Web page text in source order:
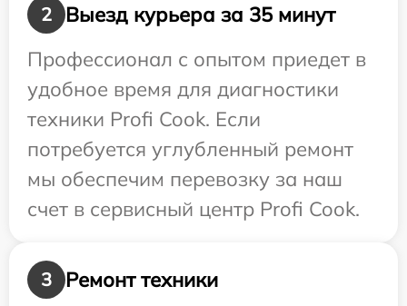
2
Выезд курьера за 35 минут
Профессионал с опытом приедет в
удобное время для диагностики
техники Profi Cook. Если
потребуется углубленный ремонт
мы обеспечим перевозку за наш
счет в сервисный центр Profi Cook.
3
Ремонт техники